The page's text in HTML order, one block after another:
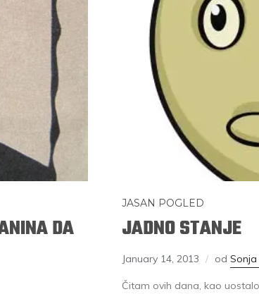
DA
JASAN POGLED
JADNO STANJE
January 14, 2013 od
Čitam ovih dana, kao